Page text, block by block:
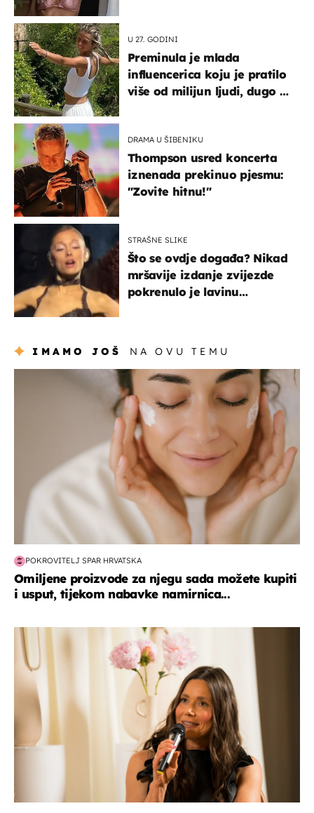
U 27. GODINI
Preminula je mlada
influencerica koju je pratilo
više od milijun ljudi, dugo se
DRAMA U ŠIBENIKU
Thompson usred koncerta
iznenada prekinuo pjesmu:
"Zovite hitnu!"
STRAŠNE SLIKE
Što se ovdje događa? Nikad
mršavije izdanje zvijezde
pokrenulo je lavinu
IMAMO JOŠ NA OVU TEMU
moda & ljepota
POKROVITELJ SPAR HRVATSKA
Omiljene proizvode za njegu sada možete kupiti
i usput, tijekom nabavke namirnica...
moda & ljepota